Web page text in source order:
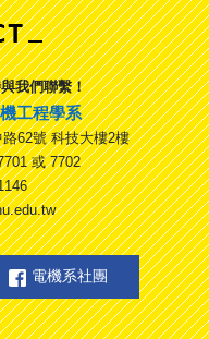
我們聯繫！
工程學系
62號 科技大樓2樓
或 7702
電機系社團